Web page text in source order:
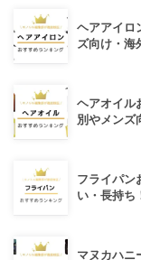
ヘアアイロ
ズ向け・海
ヘアオイル
別やメンズ
フライパン
い・長持ち
マヌカハニ